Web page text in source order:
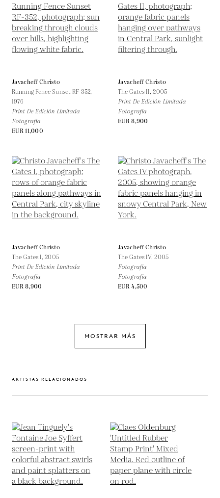
Javacheff Christo
Running Fence Sunset RF-352,
1976
Print De Edición Limitada
Fotografía
EUR 11,000
Javacheff Christo
The Gates II,2005
Print De Edición Limitada
Fotografía
EUR 8,900
Javacheff Christo
The Gates I,2005
Print De Edición Limitada
Fotografía
EUR 8,900
Javacheff Christo
The Gates IV,2005
Fotografía
Fotografía
EUR 4,500
MOSTRAR MÁS
ARTISTAS RELACIONADOS